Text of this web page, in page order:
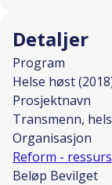
Detaljer
Program
Helse høst
Prosjektnavn
Transmenn,
Organisasjon
Reform -
Beløp Bevilget